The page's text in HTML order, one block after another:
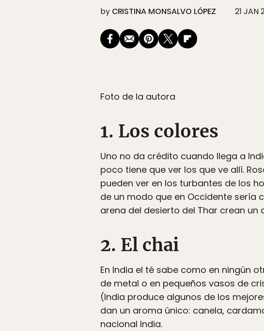
by CRISTINA MONSALVO LÓPEZ 21 JAN
Foto de la autora
1. Los colores
Uno no da crédito cuando llega a
poco tiene que ver los que ve allí.
pueden ver en los turbantes de los
de un modo que en Occidente sería
arena del desierto del Thar crean un
2. El chai
En India el té sabe como en ningún
de metal o en pequeños vasos de
(India produce algunos de los
dan un aroma único: canela,
nacional India.